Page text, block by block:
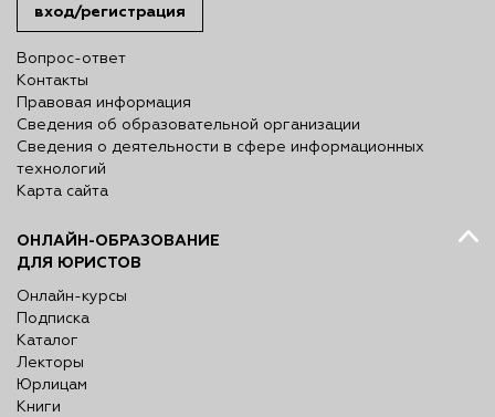
вход/регистрация
Вопрос-ответ
Контакты
Правовая информация
Сведения об образовательной организации
Сведения о деятельности в сфере информационных
технологий
Карта сайта
ОНЛАЙН-ОБРАЗОВАНИЕ
ДЛЯ ЮРИСТОВ
Онлайн-курсы
Подписка
Каталог
Лекторы
Юрлицам
Книги